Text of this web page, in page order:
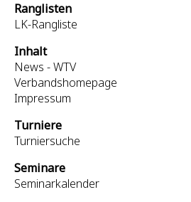
Ranglisten
LK-Rangliste
Inhalt
News - WTV
Verbandshomepage
Impressum
Turniere
Turniersuche
Seminare
Seminarkalender